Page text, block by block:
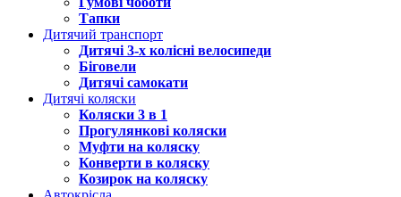
Тапки
Дитячий транспорт
Дитячі 3-х колісні велосипеди
Біговели
Дитячі самокати
Дитячі коляски
Коляски 3 в 1
Прогулянкові коляски
Муфти на коляску
Конверти в коляску
Козирок на коляску